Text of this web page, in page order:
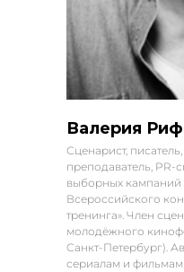
Валерия
Сценарист,
преподаватель, PR-
выборных кампаний
Всероссийского
тренинга». Член
молодёжного
Санкт-Петербург).
сериалам и